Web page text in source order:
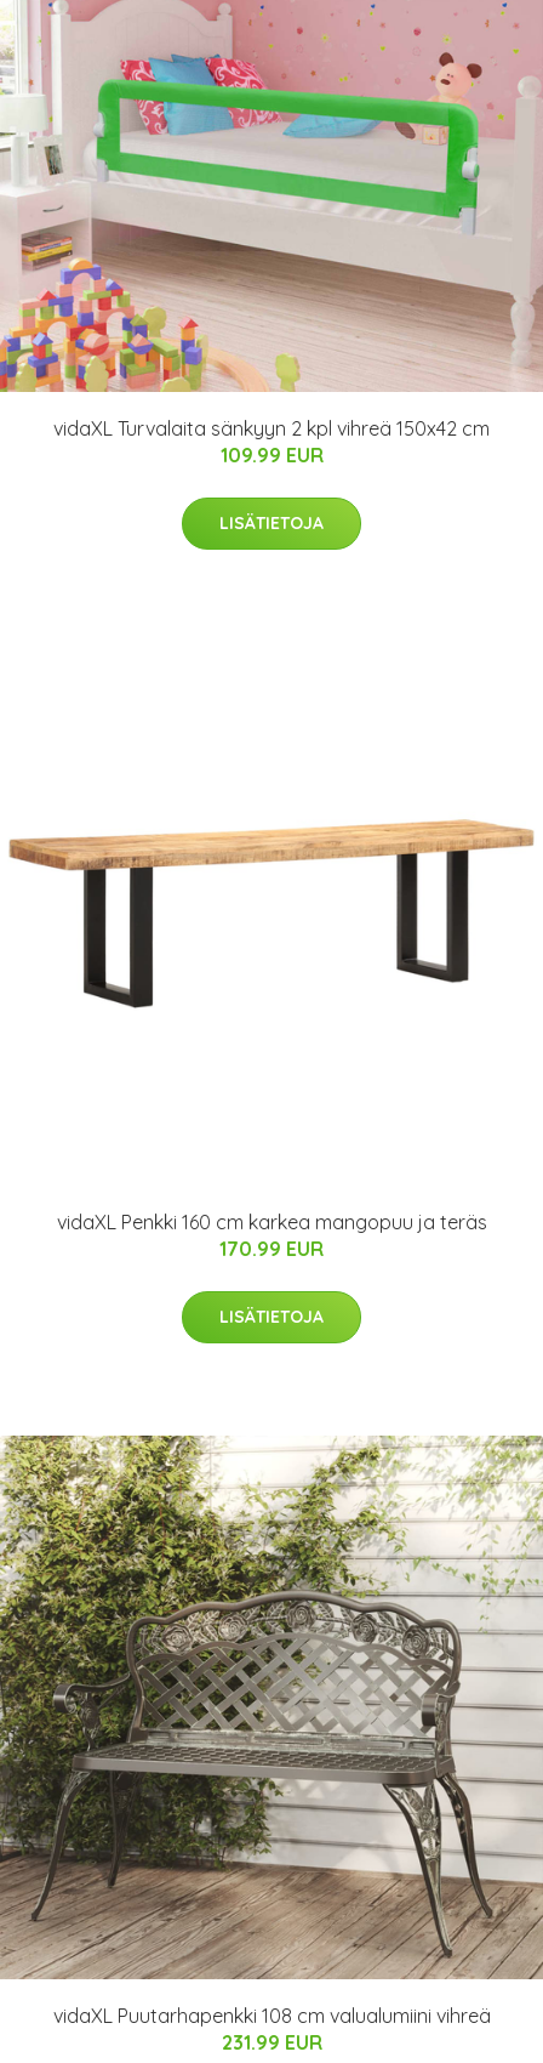
vidaXL Turvalaita sänkyyn 2 kpl vihreä 150x42 cm
109.99 EUR
LISÄTIETOJA
vidaXL Penkki 160 cm karkea mangopuu ja teräs
170.99 EUR
LISÄTIETOJA
vidaXL Puutarhapenkki 108 cm valualumiini vihreä
231.99 EUR